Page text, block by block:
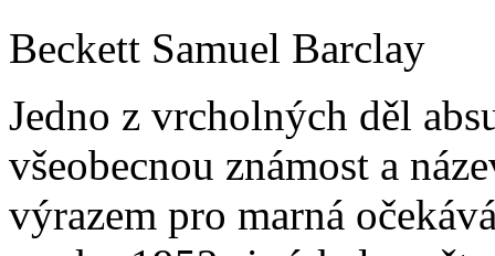
Beckett Samuel Barclay
Jedno z vrcholných děl
všeobecnou známost a
výrazem pro marná